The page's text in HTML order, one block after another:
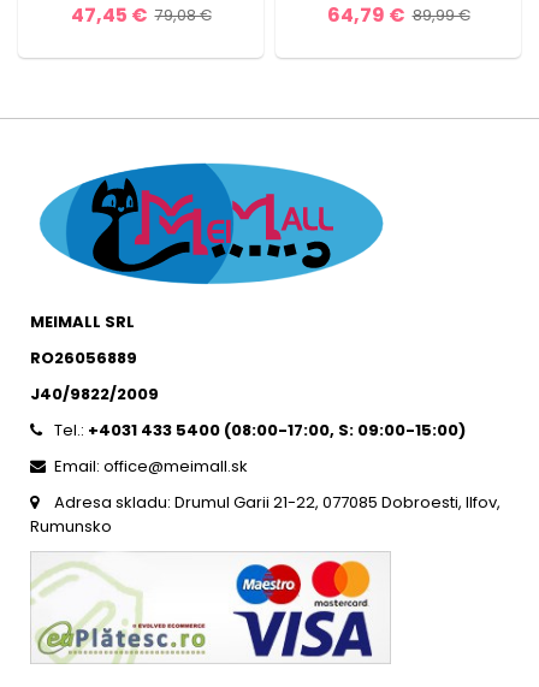
47,45 € 79,08 € 64,79 € 89,99 €
MEIMALL SRL
RO26056889
J40/9822/2009
Tel.: +4031 433 5400 (08:00-17:00, S: 09:00-15:00)
Email: office@meimall.sk
Adresa skladu: Drumul Garii 21-22, 077085 Dobroesti, Ilfov,
Rumunsko